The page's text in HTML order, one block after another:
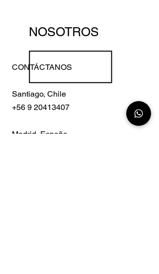
NOSOTROS
CONTÁCTANOS
Santiago, Chile
+56 9 20413407
Madrid, España